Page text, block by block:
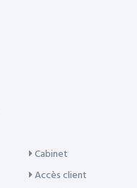
Cabinet
Accès client